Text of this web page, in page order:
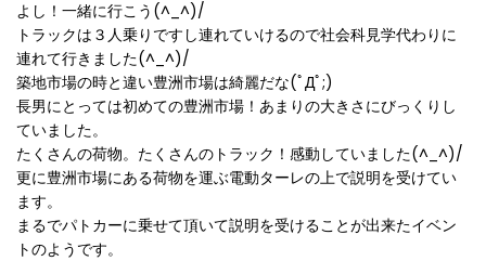
よし！一緒に行こう(^_^)/
トラックは３人乗りですし連れていけるので社会科見学代わりに
連れて行きました(^_^)/
築地市場の時と違い豊洲市場は綺麗だな(ﾟДﾟ;)
長男にとっては初めての豊洲市場！あまりの大きさにびっくりし
ていました。
たくさんの荷物。たくさんのトラック！感動していました(^_^)/
更に豊洲市場にある荷物を運ぶ電動ターレの上で説明を受けてい
ます。
まるでパトカーに乗せて頂いて説明を受けることが出来たイベン
トのようです。